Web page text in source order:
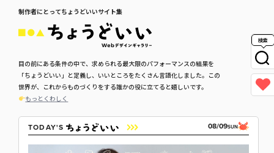
制作者にとってちょうどいいサイト集
目の前にある条件の中で、求められる最大限のパフォーマンスの結果を
「ちょうどいい」と定義し、いいところをたくさん言語化しました。この
世界が、これからものづくりをする誰かの役に立てると嬉しいです。
もっとくわしく
TODAY'S 08/09SUN
検索